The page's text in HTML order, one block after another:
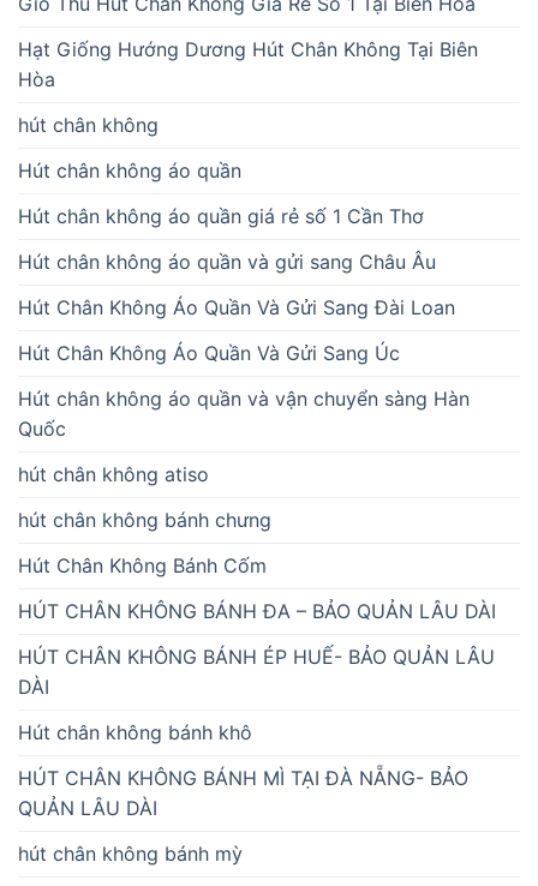
Hạt Giống Hướng Dương Hút Chân Không Tại Biên
Hòa
hút chân không
Hút chân không áo quần
Hút chân không áo quần giá rẻ số 1 Cần Thơ
Hút chân không áo quần và gửi sang Châu Âu
Hút Chân Không Áo Quần Và Gửi Sang Đài Loan
Hút Chân Không Áo Quần Và Gửi Sang Úc
Hút chân không áo quần và vận chuyển sàng Hàn
Quốc
hút chân không atiso
hút chân không bánh chưng
Hút Chân Không Bánh Cốm
HÚT CHÂN KHÔNG BÁNH ĐA – BẢO QUẢN LÂU DÀI
HÚT CHÂN KHÔNG BÁNH ÉP HUẾ- BẢO QUẢN LÂU
DÀI
Hút chân không bánh khô
HÚT CHÂN KHÔNG BÁNH MÌ TẠI ĐÀ NẴNG- BẢO
QUẢN LÂU DÀI
hút chân không bánh mỳ